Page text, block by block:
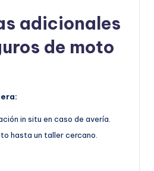
adicionales
de moto
in situ en caso de avería.
hasta un taller cercano.